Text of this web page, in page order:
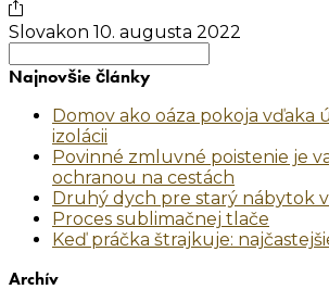
Slovakon 10. augusta 2022
for:
Najnovšie články
Domov ako oáza pokoja vďaka
izolácii
Povinné zmluvné poistenie je
ochranou na cestách
Druhý dych pre starý nábytok
Proces sublimačnej tlače
Keď práčka štrajkuje:
Archív